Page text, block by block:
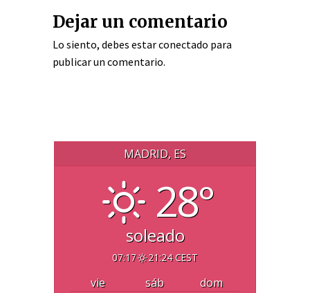
Dejar un comentario
Lo siento, debes estarconectado para
publicar un comentario.
MADRID, ES
28°
soleado
07:17 21:24 CEST
vie sáb dom